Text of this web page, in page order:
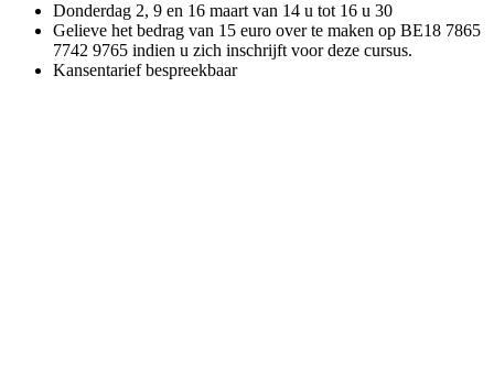
Donderdag 2, 9 en 16 maart van 14 u tot 16 u 30
Gelieve het bedrag van 15 euro over te maken op BE18 7865
7742 9765 indien u zich inschrijft voor deze cursus.
Kansentarief bespreekbaar